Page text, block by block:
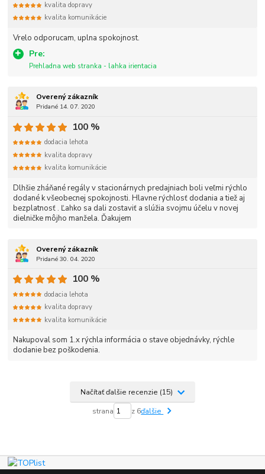
Vrelo odporucam, uplna spokojnost.
Pre:
Prehladna web stranka - lahka irientacia
kvalita dopravy
kvalita komunikácie
Overený zákazník
Pridané 14. 07. 2020
Dlhšie zháňané regály v stacionárnych predajniach boli veľmi rýchlo
dodané k všeobecnej spokojnosti. Hlavne rýchlosť dodania a tiež aj
bezplatnosť . Ľahko sa dali zostaviť a slúžia svojmu účelu v novej
dielničke môjho manžela. Ďakujem
100 %
dodacia lehota
kvalita dopravy
kvalita komunikácie
Overený zákazník
Pridané 30. 04. 2020
Nakupoval som 1.x rýchla informácia o stave objednávky, rýchle
dodanie bez poškodenia.
100 %
dodacia lehota
kvalita dopravy
kvalita komunikácie
Načítať ďalšie recenzie (15)
strana z 6ďalšie